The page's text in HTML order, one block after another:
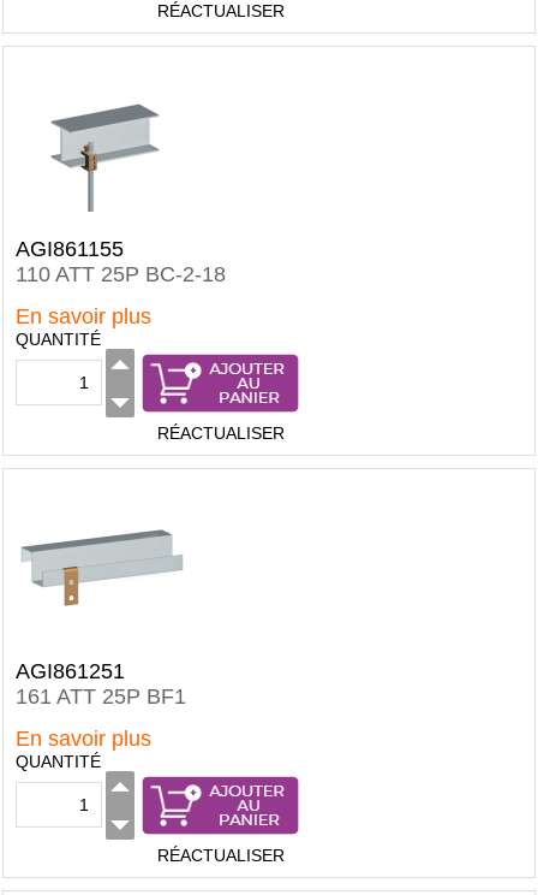
RÉACTUALISER
AGI861155
110 ATT 25P BC-2-18
En savoir plus
QUANTITÉ
RÉACTUALISER
AGI861251
161 ATT 25P BF1
En savoir plus
QUANTITÉ
RÉACTUALISER